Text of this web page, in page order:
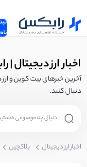
اخبار ارز دیجیتال |
آخرین خبرهای بیت کوین و ارز
دنبال کنید.
اخبار ارز دیجیتال بلاکچین